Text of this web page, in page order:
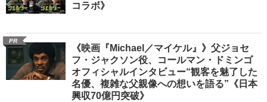
コラボ》
PR
《映画『Michael／マイケル』》父ジョセ
フ・ジャクソン役、コールマン・ドミンゴ
オフィシャルインタビュー“観客を魅了した
名優、複雑な父親像への想いを語る”《日本
興収70億円突破》